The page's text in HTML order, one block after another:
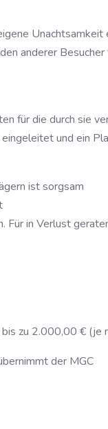
anderer
für die durch sie
und ein
ist sorgsam
Für in Verlust
zu 2.000,00 € (je
der MGC